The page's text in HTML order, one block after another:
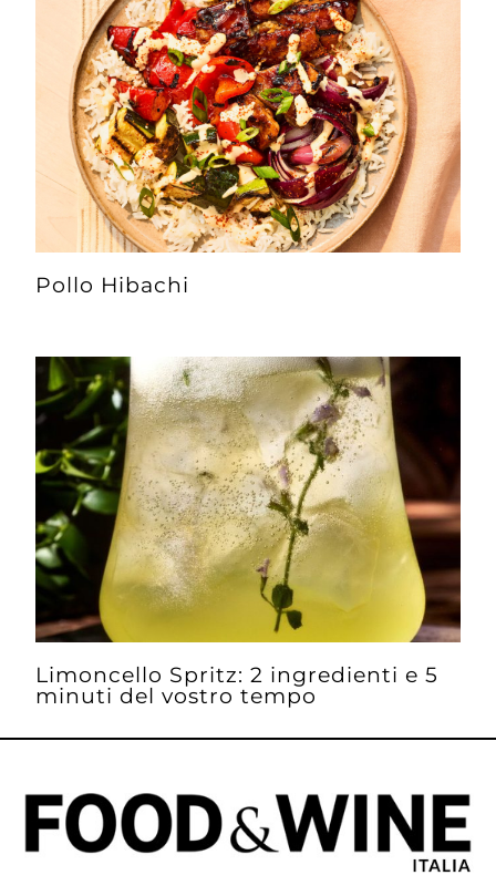
Pollo Hibachi
Limoncello Spritz: 2 ingredienti e 5
minuti del vostro tempo